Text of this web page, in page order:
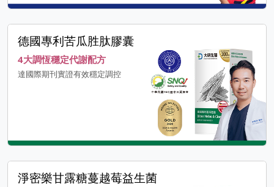
德國專利苦瓜胜肽膠囊
4大調恆穩定代謝配方
達國際期刊實證有效穩定調控
淨密樂甘露糖蔓越莓益生菌